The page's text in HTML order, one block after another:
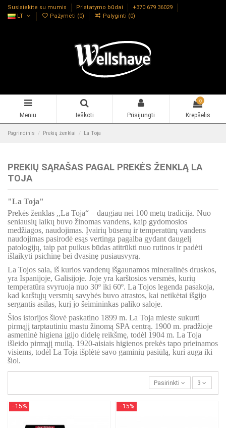
Susisiekite su mumis Pristatymo būdai
+370 679 36029
LT
Pažymėti (0) Palyginti (0)
Meniu Ieškoti Prisijungti
0
Krepšelis
Pagrindinis Prekių ženklai La Toja
PREKIŲ SĄRAŠAS PAGAL PREKĖS ŽENKLĄ LA
TOJA
"La Toja"
Prekės ženklas ,,La Toja“ – daugiau nei 100 metų tradicija. Nuo
seniausių laikų buvo žinomas vandens, kaip gydomosios
medžiagos, naudojimas. Įvairių būsenų ir temperatūrų vandens
naudojimas pasirodė esąs vertinga pagalba gydant daugelį
patologijų, taip pat puikus būdas atitrūkti nuo rutinos ir padėti
išlaikyti psichinę bei dvasinę pusiausvyrą.
La Tojos sala, iš kurios vandenų išgaunamos mineralinės druskos,
yra Ispanijoje, Galisijoje. Joje yra karštosios versmės, kurių
temperatūra svyruoja nuo 30º iki 60º. La Tojos legenda pasakoja,
kad karštųjų versmių savybės buvo atrastos, kai netikėtai išgijo
sergantis asilas, kurį jo šeimininkas paliko saloje.
Šios istorijos šlovė paskatino 1899 m. La Toja mieste sukurti
pirmąjį tarptautiniu mastu žinomą SPA centrą. 1900 m. pradžioje
asmeninė higiena įgijo didelę reikšmę, todėl 1904 m. La Toja
išleido pirmąjį muilą. 1920-aisiais higienos prekės tapo prieinamos
visiems, todėl La Toja išplėtė savo gaminių pasiūlą, kuri auga iki
šiol.
Pasirinkti 3
−15% −15%